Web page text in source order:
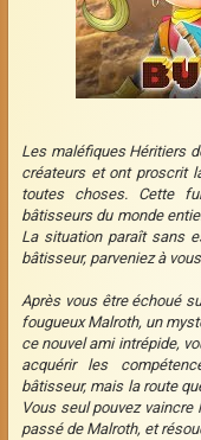
Les maléfiques Héritiers
créateurs et ont proscrit
toutes choses. Cette
bâtisseurs du monde
La situation paraît sans
bâtisseur, parveniez à
Après vous être échoué
fougueux Malroth, un
ce nouvel ami intrépide,
acquérir les
bâtisseur, mais la route
Vous seul pouvez
passé de Malroth, et